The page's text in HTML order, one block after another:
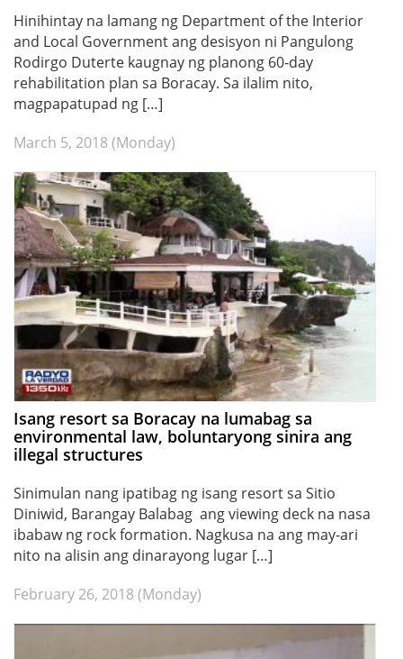
Hinihintay na lamang ng Department of the Interior
and Local Government ang desisyon ni Pangulong
Rodirgo Duterte kaugnay ng planong 60-day
rehabilitation plan sa Boracay. Sa ilalim nito,
magpapatupad ng […]
March 5, 2018 (Monday)
Isang resort sa Boracay na lumabag sa
environmental law, boluntaryong sinira ang
illegal structures
Sinimulan nang ipatibag ng isang resort sa Sitio
Diniwid, Barangay Balabag ang viewing deck na nasa
ibabaw ng rock formation. Nagkusa na ang may-ari
nito na alisin ang dinarayong lugar […]
February 26, 2018 (Monday)